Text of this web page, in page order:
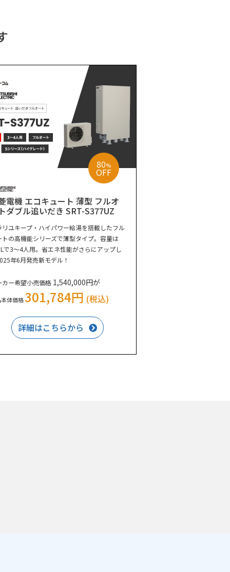
80%
OFF
電機 エコキュート 薄型 フルオ
ダブル追いだき SRT-S377UZ
リユキープ・ハイパワー給湯を搭載したフル
トの高機能シリーズで薄型タイプ。容量は
で3～4人用。省エネ性能がさらにアップし
年6月発売新モデル！
カー希望小売価格1,540,000円が
体価格301,784円 (税込)
詳細はこちらから